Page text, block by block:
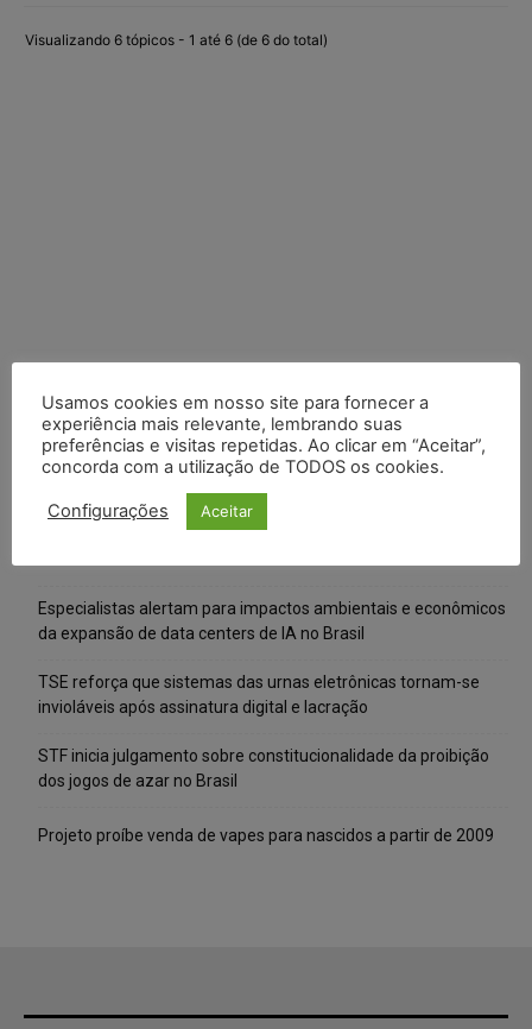
Visualizando 6 tópicos - 1 até 6 (de 6 do total)
IA da Anthropic cria identidades falsas em teste de segurança
Especialistas alertam para impactos ambientais e econômicos
da expansão de data centers de IA no Brasil
TSE reforça que sistemas das urnas eletrônicas tornam-se
invioláveis após assinatura digital e lacração
STF inicia julgamento sobre constitucionalidade da proibição
dos jogos de azar no Brasil
Projeto proíbe venda de vapes para nascidos a partir de 2009
Usamos cookies em nosso site para fornecer a
experiência mais relevante, lembrando suas
preferências e visitas repetidas. Ao clicar em “Aceitar”,
concorda com a utilização de TODOS os cookies.
Configurações Aceitar